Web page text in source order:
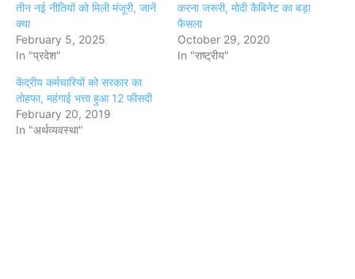
तीन नई नीतियों को मिली मंजूरी, जानें
क्या
February 5, 2025
In "प्रदेश"
करना जरूरी, मोदी कैबिनेट का बड़ा
फैसला
October 29, 2020
In "राष्ट्रीय"
केंद्रीय कर्मचारियों को सरकार का
तोहफा, महंगाई भत्ता हुआ 12 फीसदी
February 20, 2019
In "अर्थव्यवस्था"